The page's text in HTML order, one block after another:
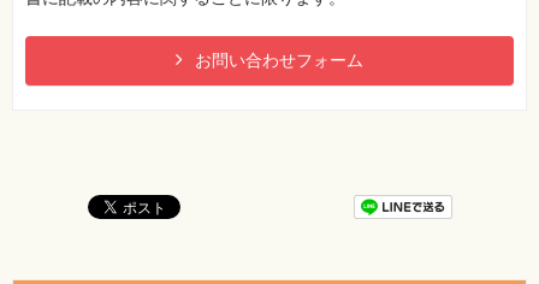
24ページ 本文一行目（3刷のみ）
村内の各地区を
26ページ 囲み記事「ひとこと」の文章
お問い合わせフォーム